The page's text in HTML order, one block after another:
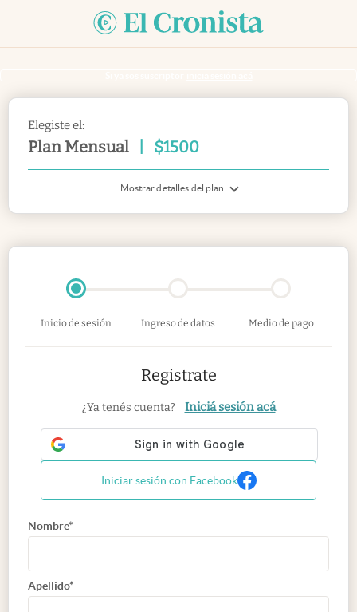
Elegiste el:
Plan Mensual $1500
Mostrar detalles del plan
Inicio de sesión Ingreso de datos Medio de pago
Registrate
¿Ya tenés cuenta? Iniciá sesión acá
Iniciar sesión con Facebook
Nombre*
Apellido*